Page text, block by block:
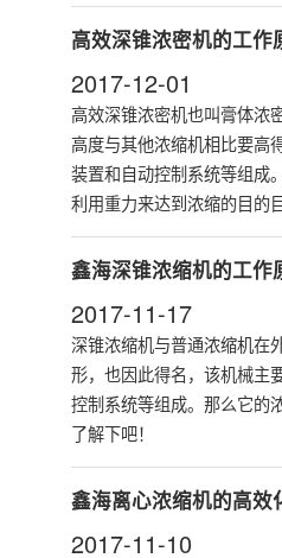
高效深锥浓密机的工作
2017-12-01
高效深锥浓密机也叫膏体浓
高度与其他浓缩机相比要高
装置和自动控制系统等组成
利用重力来达到浓缩的目的
鑫海深锥浓缩机的工作
2017-11-17
深锥浓缩机与普通浓缩机在
形，也因此得名，该机械主
控制系统等组成。那么它的
了解下吧！
鑫海离心浓缩机的高效
2017-11-10